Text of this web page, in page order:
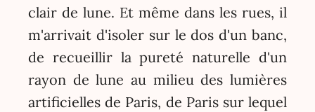
clair de lune. Et même dans les rues, il
m'arrivait d'isoler sur le dos d'un banc,
de recueillir la pureté naturelle d'un
rayon de lune au milieu des lumières
artificielles de Paris, de Paris sur lequel